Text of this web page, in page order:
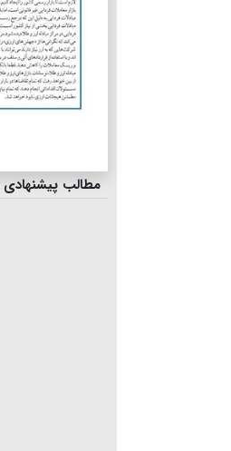
مطالب پیشنهادی